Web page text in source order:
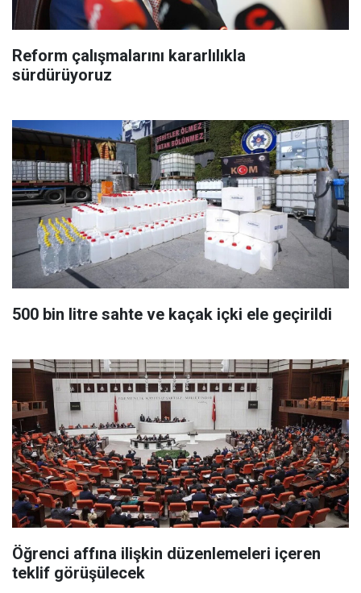
Reform çalışmalarını kararlılıkla
sürdürüyoruz
500 bin litre sahte ve kaçak içki ele geçirildi
Öğrenci affına ilişkin düzenlemeleri içeren
teklif görüşülecek